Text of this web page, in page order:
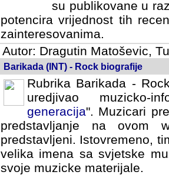
su publikovane u
potencira vrijednost tih
zainteresovanima.
Autor: Dragutin Matoševic,
Barikada (INT) - Rock biografije
Rubrika Barikada -
uredjivao muzicko-
Muzicari predstavljeni u
na ovom web portalu
Istovremeno, tim nacinom
sa svjetske muzicke scene
materijale.